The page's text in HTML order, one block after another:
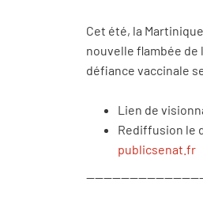
Cet été, la
nouvelle flambée de
défiance vaccinale
Lien de
Rediffusion le
publicsenat.fr